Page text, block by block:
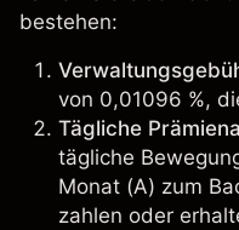
bestehen:
von 0,01096 %,
Tägliche
tägliche
Monat (A) zum
zahlen oder